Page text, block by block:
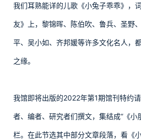
我们耳熟能详的儿歌《小兔子乖乖》，
友》上，黎锦晖、陈伯吹、鲁兵、圣野
平、吴小如、齐邦媛等许多文化名人，
之缘。
我馆即将出版的2022年第1期馆刊特约
者、编者、研究者们撰文，集结成“《小
栏。在此节选其中部分文章段落，看《